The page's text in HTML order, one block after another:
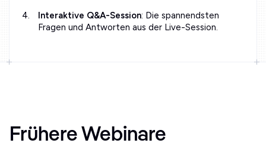
Interaktive Q&A-Session: Die spannendsten
Fragen und Antworten aus der Live-Session.
Frühere Webinare